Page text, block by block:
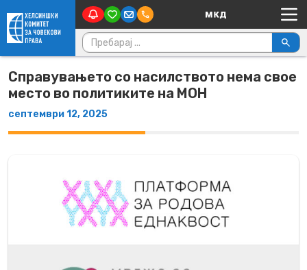
Skip to content Main Navigation
Пребарувај за:
Справувањето со насилството нема свое
место во политиките на МОН
септември 12, 2025